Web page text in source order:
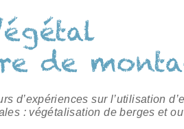
d’expériences sur l’utilisation
: végétalisation de berges et